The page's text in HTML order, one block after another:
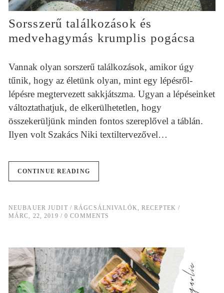
Sorsszerű találkozások és
medvehagymás krumplis pogácsa
Vannak olyan sorszerű találkozások, amikor úgy
tűnik, hogy az életünk olyan, mint egy lépésről-
lépésre megtervezett sakkjátszma. Ugyan a lépéseinket
változtathatjuk, de elkerülhetetlen, hogy
összekerüljünk minden fontos szereplővel a táblán.
Ilyen volt Szakács Niki textiltervezővel…
CONTINUE READING
NEUBAUER JUDIT RÁGCSÁLNIVALÓK, RECEPTEK
MÁRC, 22, 2019
0 COMMENTS